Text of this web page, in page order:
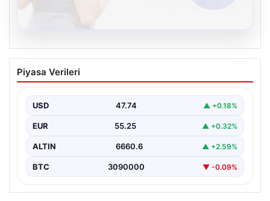
08.08.2026
Kelebek.Org İle Çevrim içi İletişimin
Sertifikalı Adresi Ve Muhabbet
Sanal ortamında insanların kaliteli bir biçimde bağlantı
birçok…
Piyasa Verileri
USD 47.74 ▲ +0.18%
EUR 55.25 ▲ +0.32%
ALTIN 6660.6 ▲ +2.59%
BTC 3090000 ▼ -0.09%